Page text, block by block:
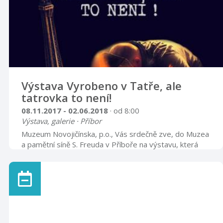
Výstava Vyrobeno v Tatře, ale
tatrovka to není!
08.11.2017 - 02.06.2018 · od 8:00
Výstava, galerie · Příbor
Muzeum Novojičínska, p.o., Vás srdečně zve, do Muzea
a pamětní síně S. Freuda v Příboře na výstavu, která
rozmanitý soubor artefaktů zhotovených v pracovní
době nezávisle na pracovních úkolech pro vlastní
potřebu či pro určitý okruh přátel a známých. Tímto